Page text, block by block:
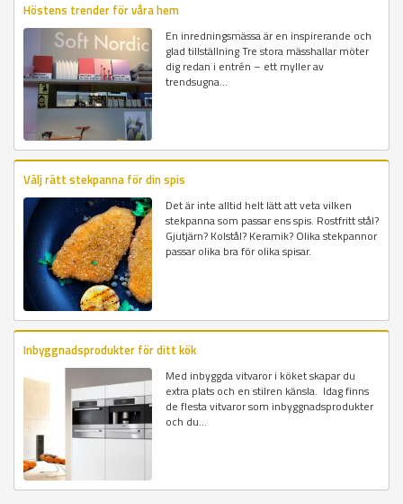
Höstens trender för våra hem
En inredningsmässa är en inspirerande och
glad tillställning Tre stora mässhallar möter
dig redan i entrén – ett myller av
trendsugna...
Välj rätt stekpanna för din spis
Det är inte alltid helt lätt att veta vilken
stekpanna som passar ens spis. Rostfritt stål?
Gjutjärn? Kolstål? Keramik? Olika stekpannor
passar olika bra för olika spisar.
Inbyggnadsprodukter för ditt kök
Med inbyggda vitvaror i köket skapar du
extra plats och en stilren känsla. Idag finns
de flesta vitvaror som inbyggnadsprodukter
och du...